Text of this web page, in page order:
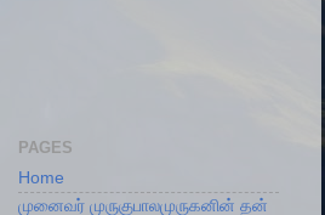
PAGES
Home
முனைவர் முருகுபாலமுருகனின் தன்